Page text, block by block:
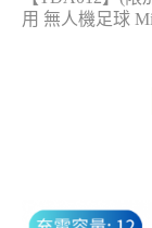
用 無人機足球